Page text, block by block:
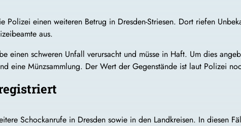
Polizei einen weiteren Betrug in Dresden-Striesen. Dort riefen
aus.
einen schweren Unfall verursacht und müsse in Haft. Um dies
eine Münzsammlung. Der Wert der Gegenstände ist laut Polizei
Schockanrufe in Dresden sowie in den Landkreisen. In diesen